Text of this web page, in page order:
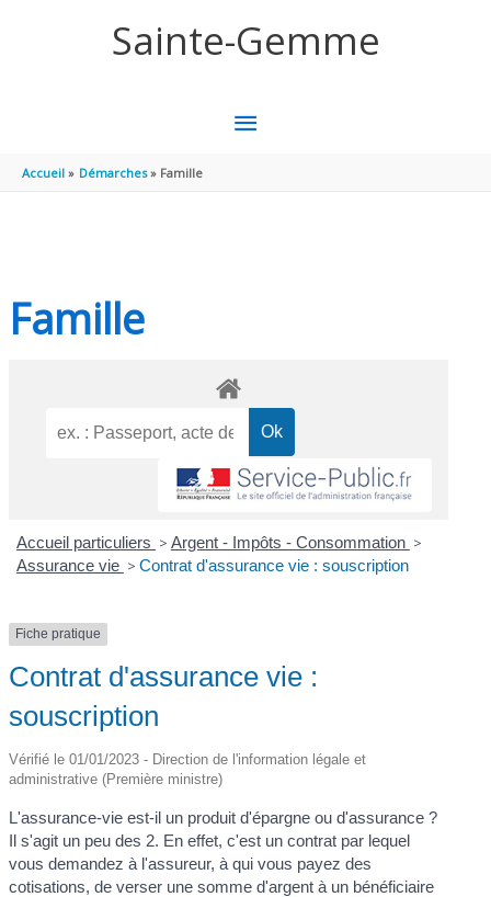
Sainte-Gemme
MENU
Accueil Démarches Famille
Famille
Accueil particuliers > Argent - Impôts - Consommation >
Assurance vie > Contrat d'assurance vie : souscription
Fiche pratique
Contrat d'assurance vie :
souscription
Vérifié le 01/01/2023 - Direction de l'information légale et
administrative (Première ministre)
L'assurance-vie est-il un produit d'épargne ou d'assurance ?
Il s'agit un peu des 2. En effet, c'est un contrat par lequel
vous demandez à l'assureur, à qui vous payez des
cotisations, de verser une somme d'argent à un bénéficiaire